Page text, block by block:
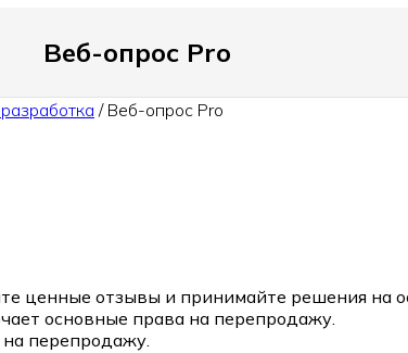
Веб-опрос Pro
/ Веб-опрос Pro
ценные отзывы и принимайте решения на
основные права на перепродажу.
перепродажу.